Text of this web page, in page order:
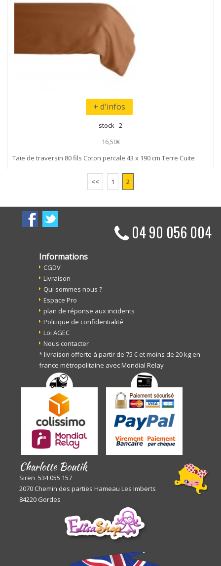
+ d'infos
stock 2
16,50€
Taie de traversin 80 fils Coton percale 43 x 190 cm Terre Cuite
<< 1 2
04 90 056 004
Informations
CGDV
Livraison
Qui sommes nous ?
Espace Pro
plan de réponse aux incidents
Politique de confidentialité
Loi AGEC
Nous contacter
* livraison offerte à partir de 75 € et moins de 20 kg en
france métropolitaine avec Mondial Relay
Charlotte Boutik
Siren 534 055 157
2070 Chemin des parties Hameau Les Imberts
84220 Gordes